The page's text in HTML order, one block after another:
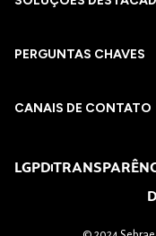
PERGUNTAS CHAVES​
CANAIS DE CONTATO
LGPD